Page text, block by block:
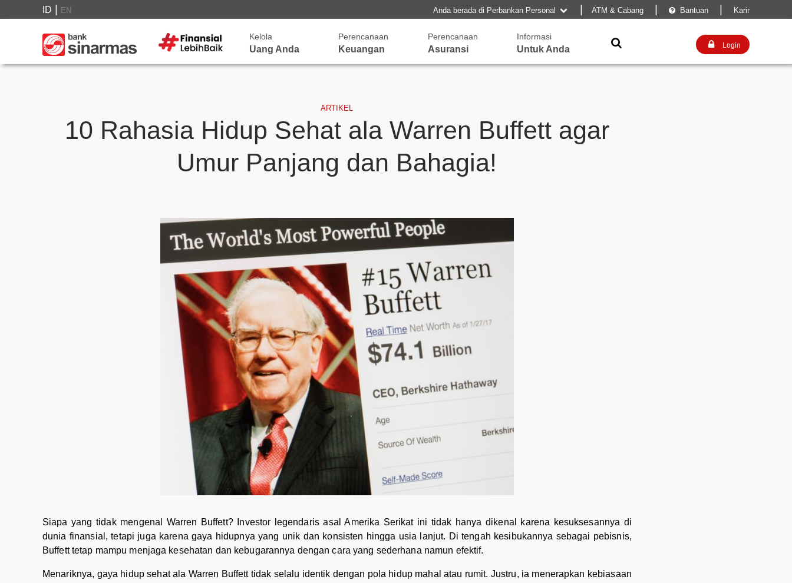
ID EN Anda berada di Perbankan Personal  |ATM & Cabang  Bantuan Karir
Kelola
Uang Anda
Perencanaan
Keuangan
Perencanaan
Asuransi
Informasi
Untuk Anda
  Login
ARTIKEL
10 Rahasia Hidup Sehat ala Warren Buffett agar
Umur Panjang dan Bahagia!
Siapa yang tidak mengenal Warren Buffett? Investor legendaris asal Amerika Serikat ini tidak hanya dikenal karena kesuksesannya di
dunia finansial, tetapi juga karena gaya hidupnya yang unik dan konsisten hingga usia lanjut. Di tengah kesibukannya sebagai pebisnis,
Buffett tetap mampu menjaga kesehatan dan kebugarannya dengan cara yang sederhana namun efektif.
Menariknya, gaya hidup sehat ala Warren Buffett tidak selalu identik dengan pola hidup mahal atau rumit. Justru, ia menerapkan kebiasaan